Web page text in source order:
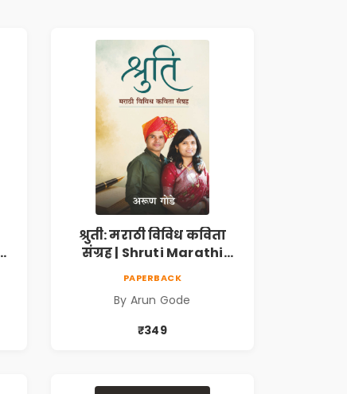
श्रुती: मराठी विविध कविता
संग्रह | Shruti Marathi
देशभक्ती, प्रेम, शृंगार व
प्रेरणादायी मराठी कविता |
Marathi Poetry Book
PAPERBACK
By Arun Gode
₹349